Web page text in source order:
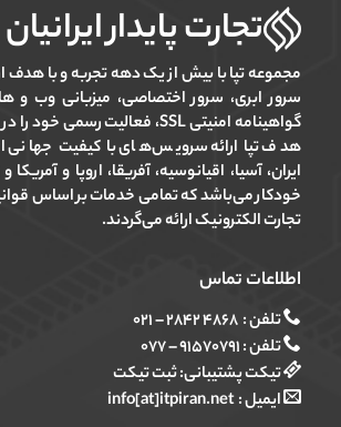
تجارت پایدار ایرانیان
مجموعه تپا با بیش از یک دهه تجربه و با هدف
سرور ابری، سرور اختصاصی، میزبانی وب و
هدف تپا ارائه سرویس‌های با کیفیت جهانی
ایران، آسیا، اقیانوسیه، آفریقا، اروپا و
خودکار می‌باشد که تمامی خدمات بر اساس
تجارت الکترونیک ارائه می‌گردند.
اطلاعات تماس
تلفن :۴۸۶۸ ۲۸۴۲ – ۰۲۱
تلفن :۹۱۵۷۰۷۹۱ – ۰۷۷
تیکت پشتیبانی:ثبت تیکت
ایمیل : info[at]itpiran.net